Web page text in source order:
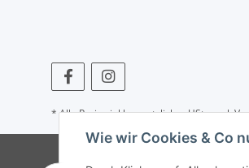
* Alle Preise inkl. gesetzlicher USt., zzgl.
Wie wir Cookies & Co